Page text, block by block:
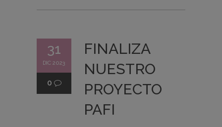
31
DIC 2023
0
FINALIZA
NUESTRO
PROYECTO
PAFI